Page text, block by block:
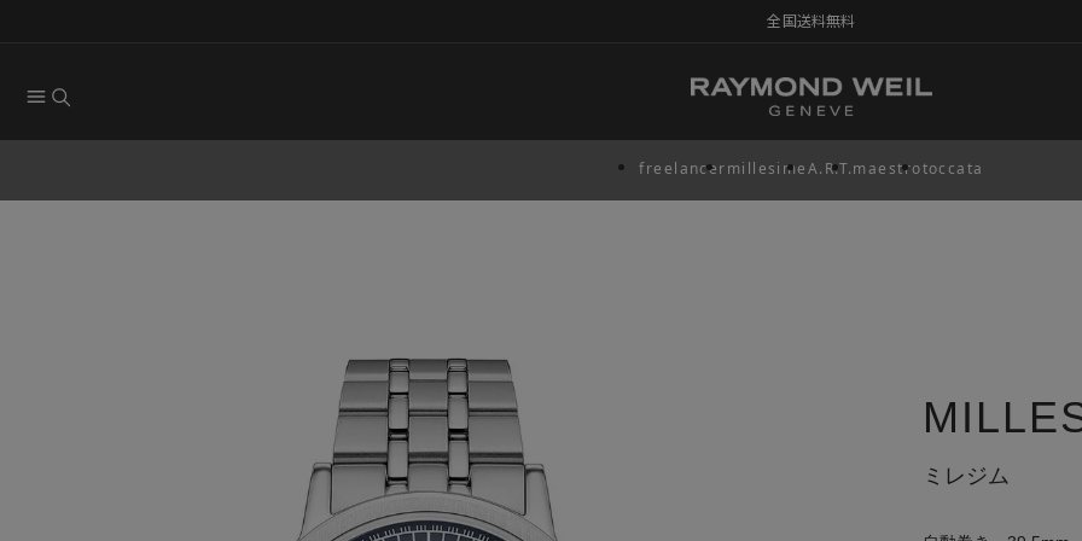
全国送料無料
freelancermillesimeA.R.T.maestrotoccata
ミレジム